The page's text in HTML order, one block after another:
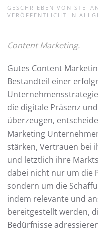
GESCHRIEBEN VON
VERÖFFENTLICHT IN
Content Marketing.
Gutes Content
Bestandteil einer
die digitale Präsenz
überzeugen,
Marketing
stärken, Vertrauen bei
und letztlich ihre
dabei nicht nur um die
sondern um die
indem relevante und
bereitgestellt werden,
Bedürfnisse